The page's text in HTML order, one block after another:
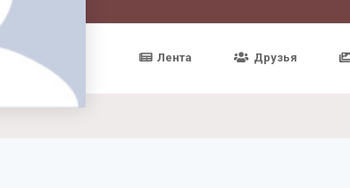
Лента Друзья